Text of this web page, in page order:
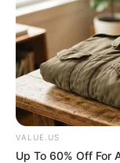
Flip This
Won't Be $245
STOPWATT
VALUE.US
Up To 60% Off For